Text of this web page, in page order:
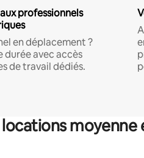
professionnels
en déplacement ?
durée avec accès
de travail dédiés.